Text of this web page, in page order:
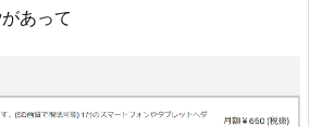
あって